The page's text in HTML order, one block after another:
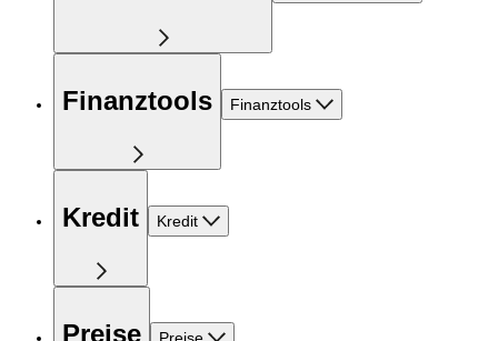
Finanztools Finanztools
Kredit Kredit
Preise